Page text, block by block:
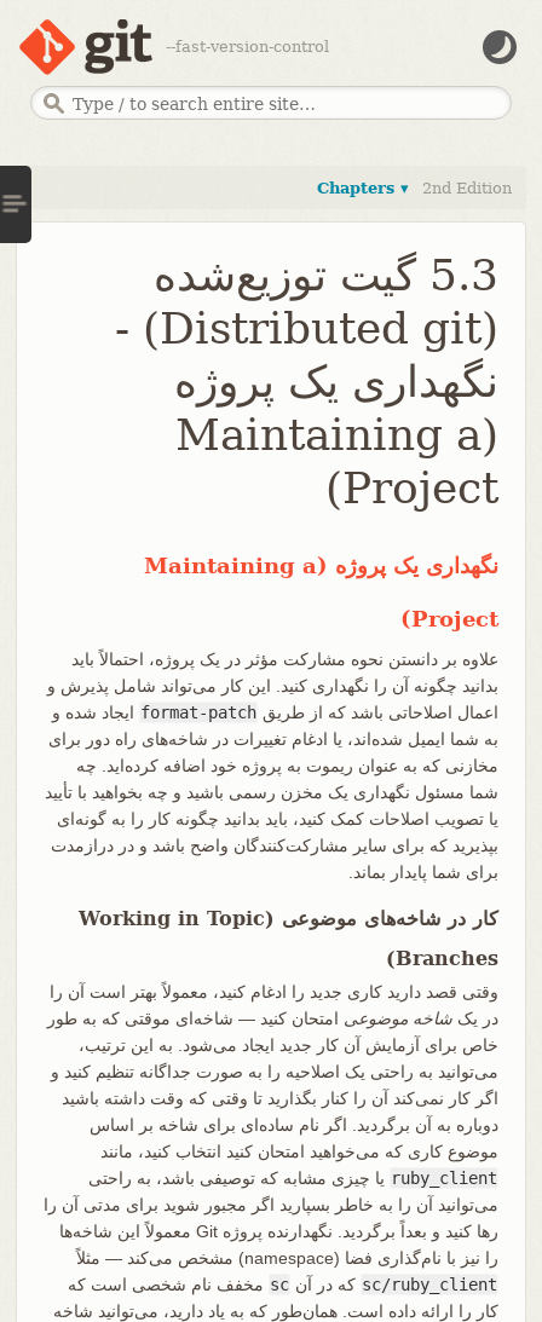
--fast-version-control
Chapters ▾ 2nd Edition
5.3 گیت توزیع‌شده
(Distributed git) -
نگهداری یک پروژه
(Maintaining a
Project)
نگهداری یک پروژه (Maintaining a
Project)
علاوه بر دانستن نحوه مشارکت مؤثر در یک پروژه، احتمالاً باید
بدانید چگونه آن را نگهداری کنید. این کار می‌تواند شامل پذیرش و
اعمال اصلاحاتی باشد که از طریق format-patch ایجاد شده و
به شما ایمیل شده‌اند، یا ادغام تغییرات در شاخه‌های راه دور برای
مخازنی که به عنوان ریموت به پروژه خود اضافه کرده‌اید. چه
شما مسئول نگهداری یک مخزن رسمی باشید و چه بخواهید با تأیید
یا تصویب اصلاحات کمک کنید، باید بدانید چگونه کار را به گونه‌ای
بپذیرید که برای سایر مشارکت‌کنندگان واضح باشد و در درازمدت
برای شما پایدار بماند.
کار در شاخه‌های موضوعی (Working in Topic
Branches)
وقتی قصد دارید کاری جدید را ادغام کنید، معمولاً بهتر است آن را
در یک شاخه موضوعی امتحان کنید — شاخه‌ای موقتی که به طور
خاص برای آزمایش آن کار جدید ایجاد می‌شود. به این ترتیب،
می‌توانید به راحتی یک اصلاحیه را به صورت جداگانه تنظیم کنید و
اگر کار نمی‌کند آن را کنار بگذارید تا وقتی که وقت داشته باشید
دوباره به آن برگردید. اگر نام ساده‌ای برای شاخه بر اساس
موضوع کاری که می‌خواهید امتحان کنید انتخاب کنید، مانند
ruby_client یا چیزی مشابه که توصیفی باشد، به راحتی
می‌توانید آن را به خاطر بسپارید اگر مجبور شوید برای مدتی آن را
رها کنید و بعداً برگردید. نگهدارنده پروژه Git معمولاً این شاخه‌ها
را نیز با نام‌گذاری فضا (namespace) مشخص می‌کند — مثلاً
sc/ruby_client که در آن sc مخفف نام شخصی است که
کار را ارائه داده است. همان‌طور که به یاد دارید، می‌توانید شاخه